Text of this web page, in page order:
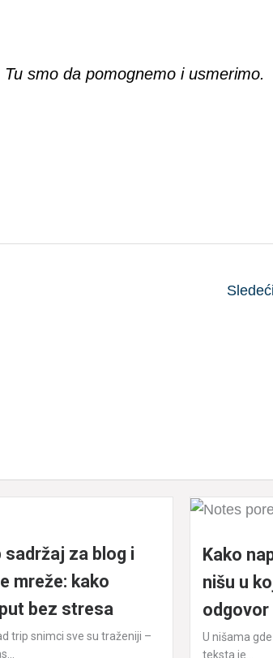
smo da pomognemo i usmerimo.
sadržaj za blog i
mreže: kako
bez stresa
trip snimci sve su traženiji –
Kako
nišu u
odgovor
U nišama
teksta je...